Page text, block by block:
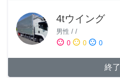
4tウイング
男性 / /
sentiment_satisfied 0 sentiment_neutral 0 sentiment_dissatisfied 0
終了